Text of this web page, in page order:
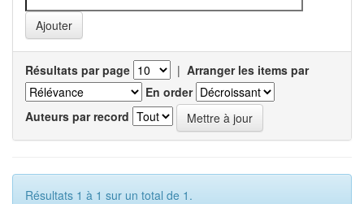
Résultats par page | Arranger les items par
En order
Auteurs par record
Résultats 1 à 1 sur un total de 1.